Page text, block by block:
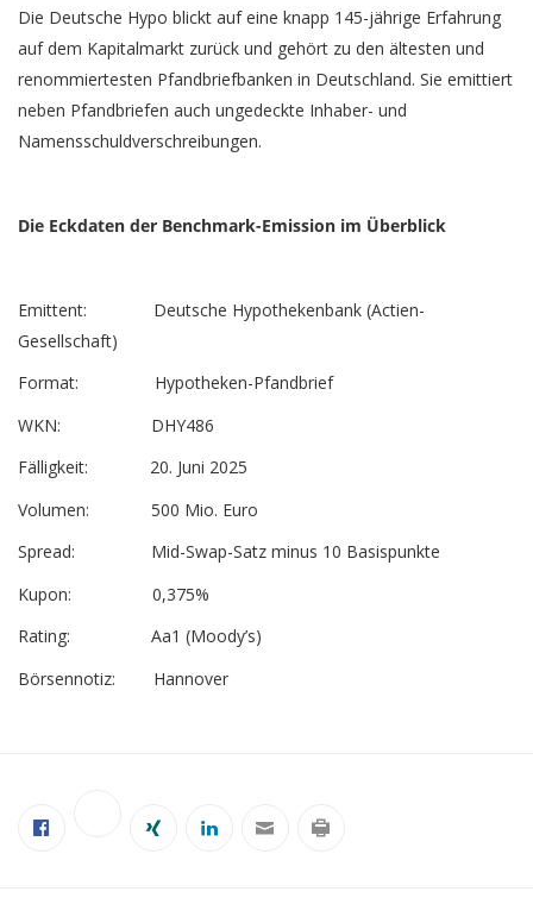
Die Deutsche Hypo blickt auf eine knapp 145-jährige Erfahrung
auf dem Kapitalmarkt zurück und gehört zu den ältesten und
renommiertesten Pfandbriefbanken in Deutschland. Sie emittiert
neben Pfandbriefen auch ungedeckte Inhaber- und
Namensschuldverschreibungen.
Die Eckdaten der Benchmark-Emission im Überblick
Emittent: Deutsche Hypothekenbank (Actien-
Gesellschaft)
Format: Hypotheken-Pfandbrief
WKN: DHY486
Fälligkeit: 20. Juni 2025
Volumen: 500 Mio. Euro
Spread: Mid-Swap-Satz minus 10 Basispunkte
Kupon: 0,375%
Rating: Aa1 (Moody’s)
Börsennotiz: Hannover